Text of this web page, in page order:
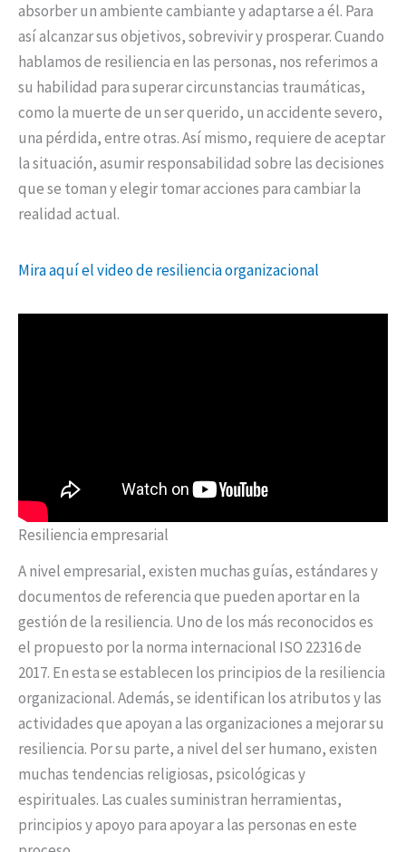
absorber un ambiente cambiante y adaptarse a él. Para
así alcanzar sus objetivos, sobrevivir y prosperar. Cuando
hablamos de resiliencia en las personas, nos referimos a
su habilidad para superar circunstancias traumáticas,
como la muerte de un ser querido, un accidente severo,
una pérdida, entre otras. Así mismo, requiere de aceptar
la situación, asumir responsabilidad sobre las decisiones
que se toman y elegir tomar acciones para cambiar la
realidad actual.
Mira aquí el video de resiliencia organizacional
Resiliencia empresarial
A nivel empresarial, existen muchas guías, estándares y
documentos de referencia que pueden aportar en la
gestión de la resiliencia. Uno de los más reconocidos es
el propuesto por la norma internacional ISO 22316 de
2017. En esta se establecen los principios de la resiliencia
organizacional. Además, se identifican los atributos y las
actividades que apoyan a las organizaciones a mejorar su
resiliencia. Por su parte, a nivel del ser humano, existen
muchas tendencias religiosas, psicológicas y
espirituales. Las cuales suministran herramientas,
principios y apoyo para apoyar a las personas en este